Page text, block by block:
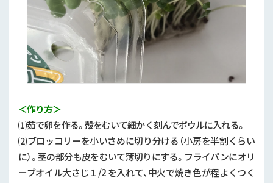
＜作り方＞
⑴茹で卵を作る。殻をむいて細かく刻んでボウルに入れる。
⑵ブロッコリーを小いさめに切り分ける（小房を半割くらい
に）。茎の部分も皮をむいて薄切りにする。フライパンにオリ
ーブオイル大さじ１/2を入れて、中火で焼き色が程よくつく